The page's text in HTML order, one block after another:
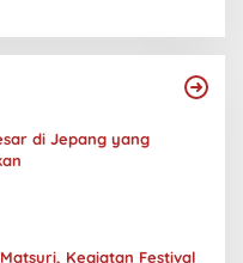
di Jepang yang
Kegiatan Festival